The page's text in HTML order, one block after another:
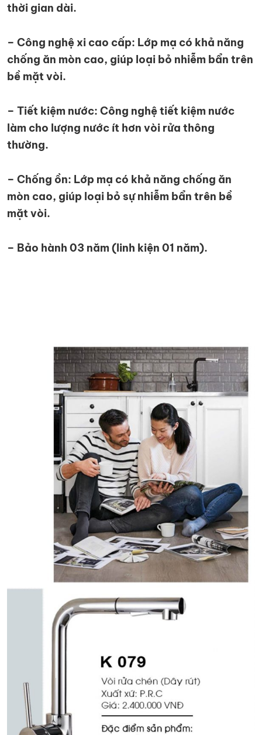
thời gian dài.
– Công nghệ xi cao cấp: Lớp mạ có khả năng
chống ăn mòn cao, giúp loại bỏ nhiễm bẩn trên
bề mặt vòi.
– Tiết kiệm nước: Công nghệ tiết kiệm nước
làm cho lượng nước ít hơn vòi rửa thông
thường.
– Chống ồn: Lớp mạ có khả năng chống ăn
mòn cao, giúp loại bỏ sự nhiễm bẩn trên bề
mặt vòi.
– Bảo hành 03 năm (linh kiện 01 năm).